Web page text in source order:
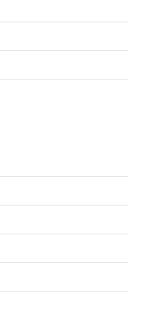
मासूम…
का कमाल, बकरी